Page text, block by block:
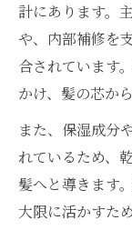
計にあります。
や、内部補修を
合されています
かけ、髪の芯か
また、保湿成分
れているため、
髪へと導きます
大限に活かすた